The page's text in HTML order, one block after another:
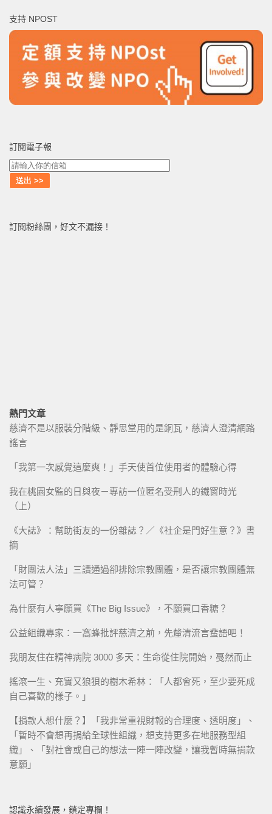
字:
支持 NPOST
訂閱電子報
訂閱粉絲團，好文不漏接！
熱門文章
慈濟不是以服裝分階級、靜思堂用的是銅瓦，慈濟人澄清網路
謠言
「我第一次感覺這麼爽！」手天使首位使用者的體驗心得
我在桃園女監的日與夜－專訪一位匿名受刑人的鐵窗時光
（上）
《大誌》：幫助街友的一份雜誌？／《社企是門好生意？》書
摘
「財團法人法」三讀通過卻排除宗教團體，是否讓宗教團體無
法可管？
為什麼有人寧願買《The Big Issue》，不願買口香糖？
公益組織專家：一窩蜂批評慈濟之前，先釐清流言蜚語吧！
我朋友住在精神病院 3000 多天：生命從住院開始，戞然而止
搖滾一生、充實又狼狽的樹木希林：「人都會死，至少要死成
自己喜歡的樣子。」
【捐款人想什麼？】「我非常重視財報的合理度、透明度」、
「暫時不會想再捐給全球性組織，想支持更多在地服務型組
織」、「對社會或自己的想法一陣一陣改變，讓我暫時無捐款
意願」
認識永續發展，鎖定專欄！